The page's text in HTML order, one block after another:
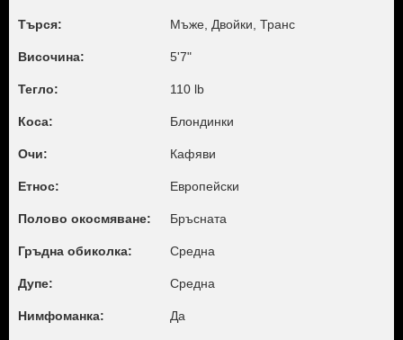
Търся: Мъже, Двойки, Транс
Височина: 5'7"
Тегло: 110 lb
Коса: Блондинки
Очи: Кафяви
Етнос: Европейски
Полово окосмяване: Бръсната
Гръдна обиколка: Среднa
Дупе: Среднa
Нимфоманка: Да